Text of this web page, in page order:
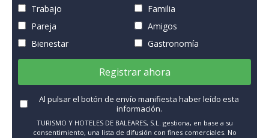
Trabajo
Familia
Pareja
Amigos
Bienestar
Gastronomía
Registrar ahora
Al pulsar el botón de envío manifiesta haber leído esta
información.
TURISMO Y HOTELES DE BALEARES, S.L. gestiona, en base a su
consentimiento, una lista de difusión con fines comerciales. No